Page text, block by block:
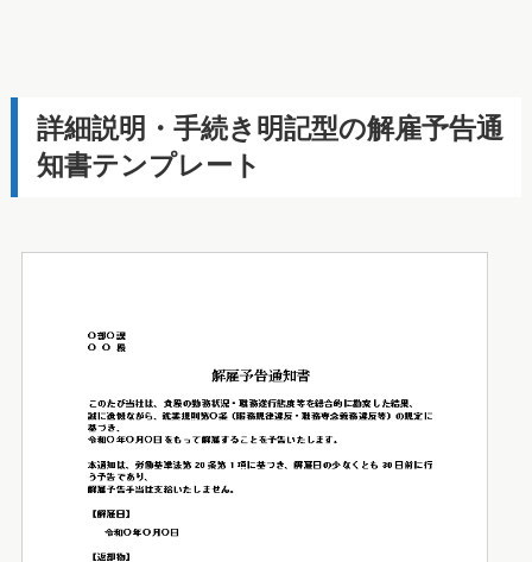
詳細説明・手続き明記型の解雇予告通
知書テンプレート